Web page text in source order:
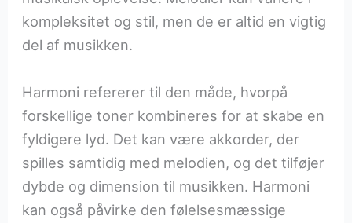
kompleksitet og stil, men de er altid en vigtig
del af musikken.
Harmoni refererer til den måde, hvorpå
forskellige toner kombineres for at skabe en
fyldigere lyd. Det kan være akkorder, der
spilles samtidig med melodien, og det tilføjer
dybde og dimension til musikken. Harmoni
kan også påvirke den følelsesmæssige